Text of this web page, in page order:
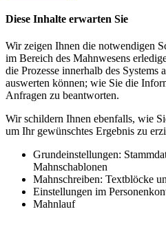
Diese Inhalte erwarten Sie
Wir zeigen Ihnen die notwendigen
im Bereich des Mahnwesens
die Prozesse innerhalb des Systems
auswerten können; wie Sie die
Anfragen zu beantworten.
Wir schildern Ihnen ebenfalls, wie
um Ihr gewünschtes Ergebnis zu
Grundeinstellungen:
Mahnschablonen
Mahnschreiben: Textblöcke
Einstellungen im
Mahnlauf